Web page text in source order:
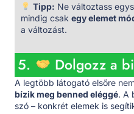
Tipp: Ne változtass
mindig csak egy elemet
a változást.
5. Dolgozz a
A legtöbb látogató elsőre
bízik meg benned eléggé. A
szó – konkrét elemek is